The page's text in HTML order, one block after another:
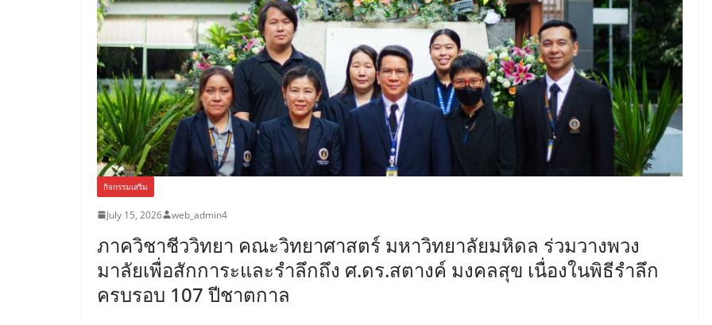
กิจกรรมเสริม
July 15, 2026 web_admin4
ภาควิชาชีววิทยา คณะวิทยาศาสตร์ มหาวิทยาลัยมหิดล ร่วมวางพวง
มาลัยเพื่อสักการะและรำลึกถึง ศ.ดร.สตางค์ มงคลสุข เนื่องในพิธีรำลึก
ครบรอบ 107 ปีชาตกาล